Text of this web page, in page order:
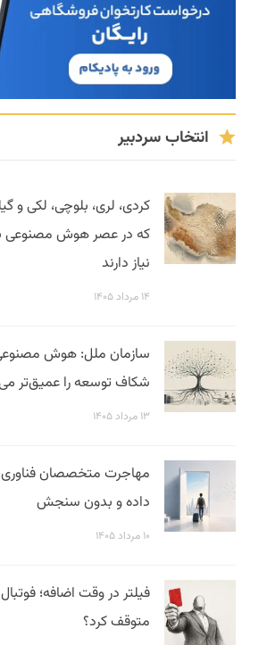
انتخاب سردبیر
کردی، لری، بلوچی، لکی و
که در عصر هوش مصنوعی
نیاز دارند
۱۴ مرداد ۱۴۰۵
سازمان ملل: هوش
شکاف توسعه را عمیق‌تر
۱۳ مرداد ۱۴۰۵
مهاجرت متخصصان
داده و بدون سنجش
۱۰ مرداد ۱۴۰۵
متوقف کرد؟